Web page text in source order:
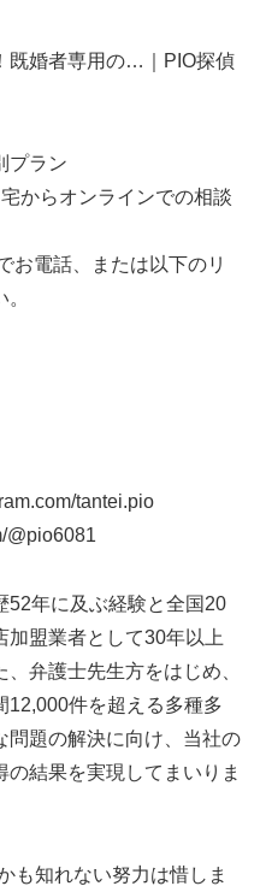
既婚者専用の…｜PIO探偵
プラン
からオンラインでの相談
お電話、または以下のリ
tantei.pio
@pio6081
52年に及ぶ経験と全国20
加盟業者として30年以上
弁護士先生方をはじめ、
12,000件を超える多種多
問題の解決に向け、当社の
結果を実現してまいりま
も知れない努力は惜しま